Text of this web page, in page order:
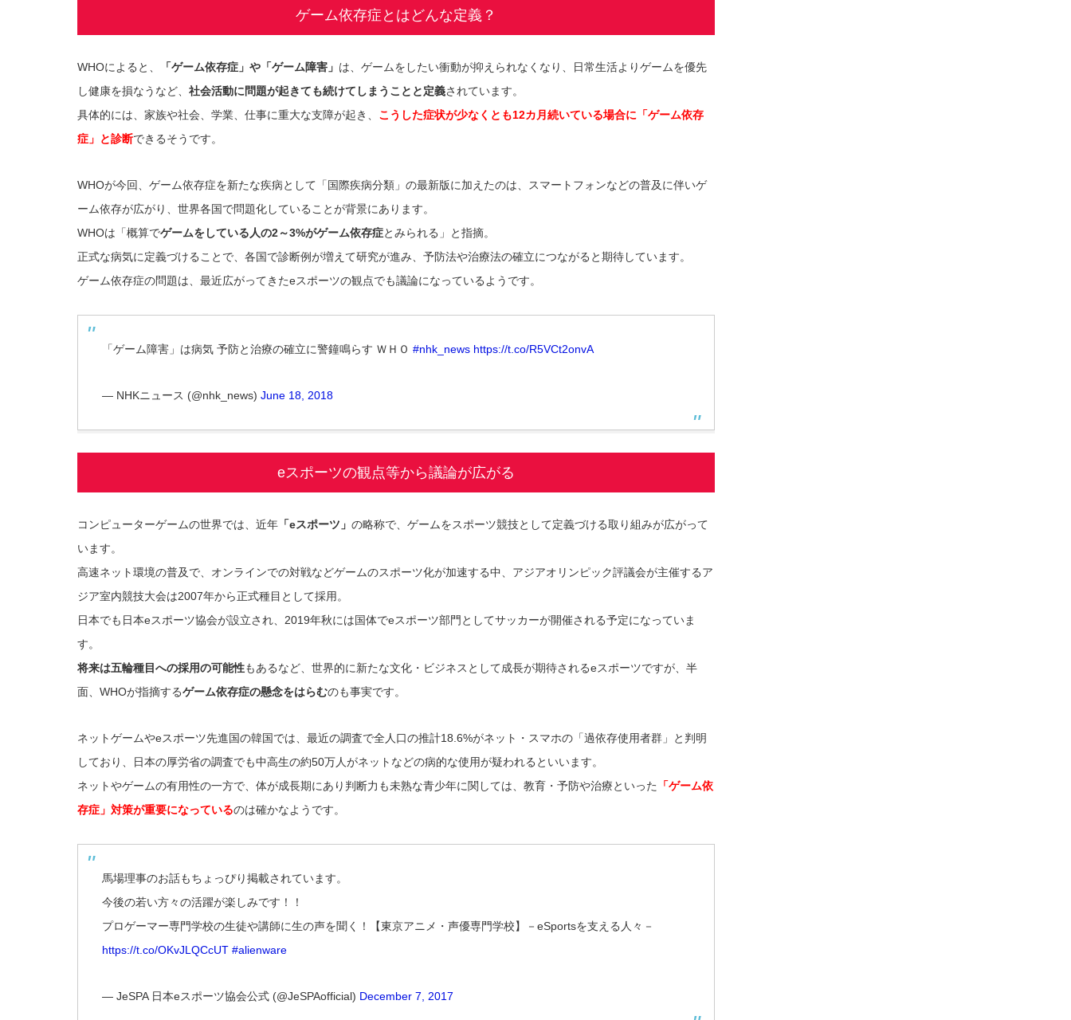
ゲーム依存症とはどんな定義？
WHOによると、 「ゲーム依存症」や「ゲーム障害」 は、ゲームをしたい衝動が抑えられなくなり、日常生活よりゲームを優先
し健康を損なうなど、 社会活動に問題が起きても続けてしまうことと定義されています。
具体的には、家族や社会、学業、仕事に重大な支障が起き、 こうした症状が少なくとも12カ月続いている場合に「ゲーム依存
症」と診断できるそうです。
WHOが今回、ゲーム依存症を新たな疾病として「国際疾病分類」の最新版に加えたのは、スマートフォンなどの普及に伴いゲ
ーム依存が広がり、世界各国で問題化していることが背景にあります。
WHOは「概算でゲームをしている人の2～3%がゲーム依存症とみられる」と指摘。
正式な病気に定義づけることで、各国で診断例が増えて研究が進み、予防法や治療法の確立につながると期待しています。
ゲーム依存症の問題は、最近広がってきたeスポーツの観点でも議論になっているようです。
「ゲーム障害」は病気 予防と治療の確立に警鐘鳴らす ＷＨＯ #nhk_news https://t.co/R5VCt2onvA
— NHKニュース (@nhk_news) June 18, 2018
eスポーツの観点等から議論が広がる
コンピューターゲームの世界では、近年 「eスポーツ」 の略称で、ゲームをスポーツ競技として定義づける取り組みが広がって
います。
高速ネット環境の普及で、オンラインでの対戦などゲームのスポーツ化が加速する中、アジアオリンピック評議会が主催するア
ジア室内競技大会は2007年から正式種目として採用。
日本でも日本eスポーツ協会が設立され、2019年秋には国体でeスポーツ部門としてサッカーが開催される予定になっていま
す。
将来は五輪種目への採用の可能性もあるなど、世界的に新たな文化・ビジネスとして成長が期待されるeスポーツですが、半
面、WHOが指摘するゲーム依存症の懸念をはらむのも事実です。
ネットゲームやeスポーツ先進国の韓国では、最近の調査で全人口の推計18.6%がネット・スマホの「過依存使用者群」と判明
しており、日本の厚労省の調査でも中高生の約50万人がネットなどの病的な使用が疑われるといいます。
ネットやゲームの有用性の一方で、体が成長期にあり判断力も未熟な青少年に関しては、教育・予防や治療といった
「ゲーム依
存症」対策が重要になっているのは確かなようです。
馬場理事のお話もちょっぴり掲載されています。
今後の若い方々の活躍が楽しみです！！
プロゲーマー専門学校の生徒や講師に生の声を聞く！【東京アニメ・声優専門学校】－eSportsを支える人々－
https://t.co/OKvJLQCcUT #alienware
— JeSPA 日本eスポーツ協会公式 (@JeSPAofficial) December 7, 2017